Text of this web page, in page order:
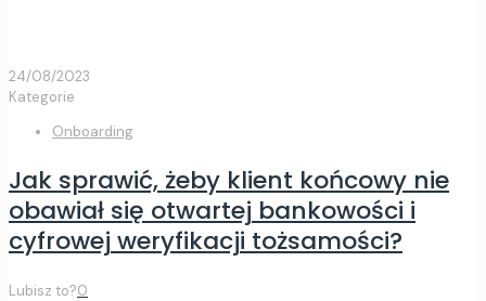
24/08/2023
Kategorie
Onboarding
Jak sprawić, żeby klient końcowy nie
obawiał się otwartej bankowości i
cyfrowej weryfikacji tożsamości?
Lubisz to?0